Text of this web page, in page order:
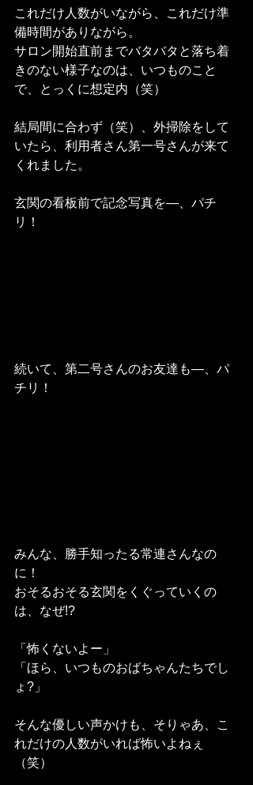
これだけ人数がいながら、これだけ準
備時間がありながら。
サロン開始直前までバタバタと落ち着
きのない様子なのは、いつものこと
で、とっくに想定内（笑）
結局間に合わず（笑）、外掃除をして
いたら、利用者さん第一号さんが来て
くれました。
玄関の看板前で記念写真を―、パチ
リ！
続いて、第二号さんのお友達も―、パ
チリ！
みんな、勝手知ったる常連さんなの
に！
おそるおそる玄関をくぐっていくの
は、なぜ!?
「怖くないよー」
「ほら、いつものおばちゃんたちでし
ょ?」
そんな優しい声かけも、そりゃあ、こ
れだけの人数がいれば怖いよねぇ
（笑）